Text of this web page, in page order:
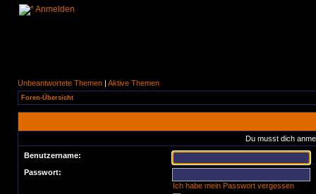
Anmelden
Unbeantwortete Themen | Aktive Themen
Foren-Übersicht
Du musst dich
Benutzername:
Passwort:
Ich habe mein Passwort vergessen